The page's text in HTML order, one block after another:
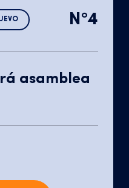
N°4
asamblea